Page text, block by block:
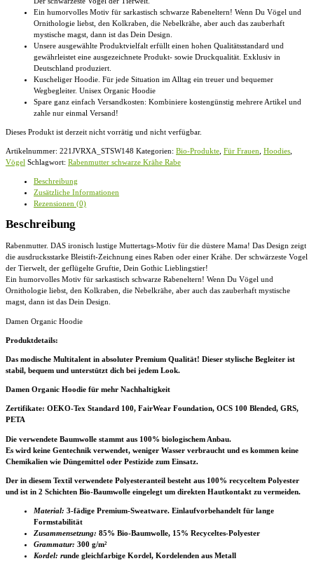
Ein humorvolles Motiv für sarkastisch schwarze Rabeneltern! Wenn Du Vögel und
Ornithologie liebst, den Kolkraben, die Nebelkrähe, aber auch das zauberhaft
mystische magst, dann ist das Dein Design.
Unsere ausgewählte Produktvielfalt erfüllt einen hohen Qualitätsstandard und
gewährleistet eine ausgezeichnete Produkt- sowie Druckqualität. Exklusiv in
Deutschland produziert.
Kuscheliger Hoodie. Für jede Situation im Alltag ein treuer und bequemer
Wegbegleiter. Unisex Organic Hoodie
Spare ganz einfach Versandkosten: Kombiniere kostengünstig mehrere Artikel und
zahle nur einmal Versand!
Dieses Produkt ist derzeit nicht vorrätig und nicht verfügbar.
Artikelnummer: 221JVRXA_STSW148 Kategorien: Bio-Produkte Für Frauen Hoodies
Vögel Schlagwort: Rabenmutter schwarze Krähe Rabe
Beschreibung
Zusätzliche Informationen
Rezensionen (0)
Beschreibung
Rabenmutter. DAS ironisch lustige Muttertags-Motiv für die düstere Mama! Das Design zeigt
die ausdrucksstarke Bleistift-Zeichnung eines Raben oder einer Krähe. Der schwärzeste Vogel
der Tierwelt, der geflügelte Gruftie, Dein Gothic Lieblingstier!
Ein humorvolles Motiv für sarkastisch schwarze Rabeneltern! Wenn Du Vögel und
Ornithologie liebst, den Kolkraben, die Nebelkrähe, aber auch das zauberhaft mystische
magst, dann ist das Dein Design.
Damen Organic Hoodie
Produktdetails:
Das modische Multitalent in absoluter Premium Qualität! Dieser stylische Begleiter ist
stabil, bequem und unterstützt dich bei jedem Look.
Damen Organic Hoodie für mehr Nachhaltigkeit
Zertifikate: OEKO-Tex Standard 100, FairWear Foundation, OCS 100 Blended, GRS,
PETA
Die verwendete Baumwolle stammt aus 100% biologischem Anbau.
Es wird keine Gentechnik verwendet, weniger Wasser verbraucht und es kommen keine
Chemikalien wie Düngemittel oder Pestizide zum Einsatz.
Der in diesem Textil verwendete Polyesteranteil besteht aus 100% recyceltem Polyester
und ist in 2 Schichten Bio-Baumwolle eingelegt um direkten Hautkontakt zu vermeiden.
Material: 3-fädige Premium-Sweatware. Einlaufvorbehandelt für lange
Formstabilität
Zusammensetzung: 85% Bio-Baumwolle, 15% Recyceltes-Polyester
Grammatur: 300 g/m²
Kordel: runde gleichfarbige Kordel, Kordelenden aus Metall